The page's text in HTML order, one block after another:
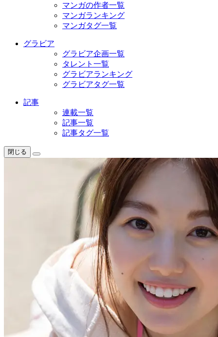
マンガの作者一覧
マンガランキング
マンガタグ一覧
グラビア
グラビア企画一覧
タレント一覧
グラビアランキング
グラビアタグ一覧
記事
連載一覧
記事一覧
記事タグ一覧
閉じる